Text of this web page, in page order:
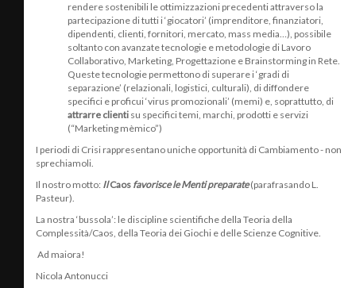
rendere sostenibili le ottimizzazioni precedenti attraverso la
partecipazione di tutti i ‘giocatori’ (imprenditore, finanziatori,
dipendenti, clienti, fornitori, mercato, mass media…), possibile
soltanto con avanzate tecnologie e metodologie di Lavoro
Collaborativo, Marketing, Progettazione e Brainstorming in Rete.
Queste tecnologie permettono di superare i ‘gradi di
separazione’ (relazionali, logistici, culturali), di diffondere
specifici e proficui ‘virus promozionali’ (memi) e, soprattutto, di
attrarre clienti su specifici temi, marchi, prodotti e servizi
(“Marketing mèmico”)
I periodi di Crisi rappresentano uniche opportunità di Cambiamento - non
sprechiamoli.
Il nostro motto: IlCaos favorisce le Menti preparate(parafrasando L.
Pasteur).
La nostra ‘bussola’: le discipline scientifiche della Teoria della
Complessità/Caos, della Teoria dei Giochi e delle Scienze Cognitive.
Ad maiora!
Nicola Antonucci